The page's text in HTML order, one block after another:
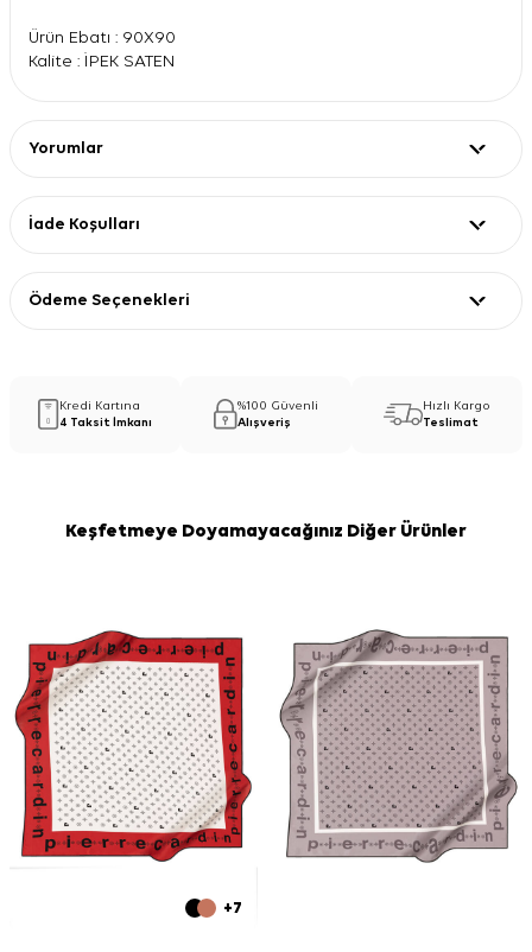
Ürün Ebatı : 90X90
Kalite : İPEK SATEN
Yorumlar
İade Koşulları
Ödeme Seçenekleri
Kredi Kartına
4 Taksit İmkanı
%100 Güvenli
Alışveriş
Hızlı Kargo
Teslimat
Keşfetmeye Doyamayacağınız Diğer Ürünler
+7